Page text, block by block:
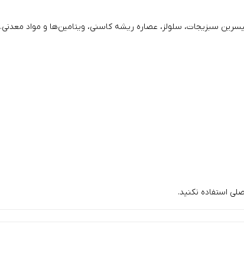
سبزیجات، سلولز، عصاره ریشه کاسنی، ویتامین‌ها و مواد معدنی.
استفاده نکنید.